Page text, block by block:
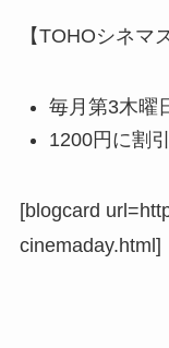
【TOHOシネマ
毎月第3木曜
1200円に割引
[blogcard
cinemaday.html]